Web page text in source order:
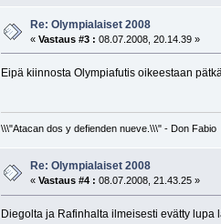
Re: Olympialaiset 2008
«Vastaus #3 : 08.07.2008, 20.14.39 »
Eipä kiinnosta Olympiafutis oikeestaan
\\\"Atacan dos y defienden nueve.\\\" - Don Fabio
Re: Olympialaiset 2008
«Vastaus #4 : 08.07.2008, 21.43.25 »
Diegolta ja Rafinhalta ilmeisesti evätty lupa